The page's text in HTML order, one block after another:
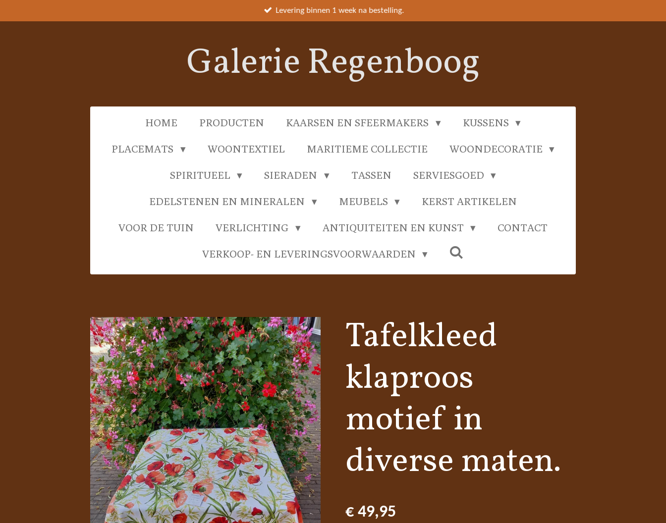
direct
Levering binnen 1 week na bestelling.
Galerie Regenboog
HOME PRODUCTEN KAARSEN EN SFEERMAKERS KUSSENS
PLACEMATS WOONTEXTIEL MARITIEME COLLECTIE WOONDECORATIE
SPIRITUEEL SIERADEN TASSEN SERVIESGOED
EDELSTENEN EN MINERALEN MEUBELS KERST ARTIKELEN
VOOR DE TUIN VERLICHTING ANTIQUITEITEN EN KUNST CONTACT
VERKOOP- EN LEVERINGSVOORWAARDEN
Tafelkleed
klaproos
motief in
diverse maten.
€ 49,95